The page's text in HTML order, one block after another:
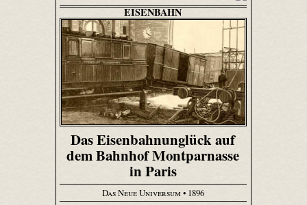
EISENBAHN
Das Eisenbahnunglück auf
dem Bahnhof Montparnasse
in Paris
Das Neue Universum• 1896